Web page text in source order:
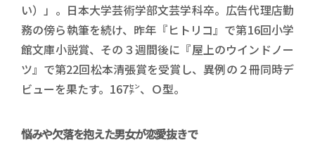
い）」。日本大学芸術学部文芸学科卒。広告代理店勤
務の傍ら執筆を続け、昨年『ヒトリコ』で第16回小学
館文庫小説賞、その３週間後に『屋上のウインドノー
ツ』で第22回松本清張賞を受賞し、異例の２冊同時デ
ビューを果たす。167㌢、Ｏ型。
悩みや欠落を抱えた男女が恋愛抜きで